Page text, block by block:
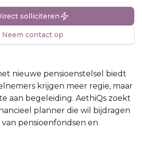
solliciteren
Neem contact op
nieuwe pensioenstelsel biedt
krijgen meer regie, maar
aan begeleiding. AethiQs zoekt
planner die wil bijdragen
pensioenfondsen en